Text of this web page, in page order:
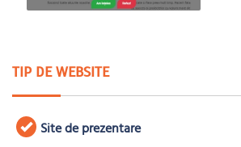
TIP DE WEBSITE
Site de prezentare